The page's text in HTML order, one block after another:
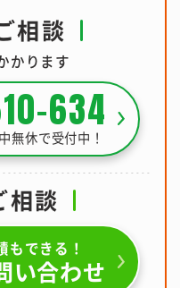
相談
かります
634
無休で受付中！
相談
もできる！
い合わせ